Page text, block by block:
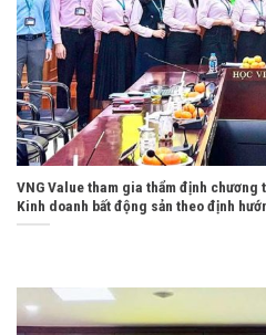
VNG Value tham gia thẩm định
Kinh doanh bất động sản theo định